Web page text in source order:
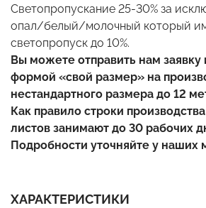
Светопропускание 25-30% за
опал/белый/молочный который
светопропуск до 10%.
Вы можете отправить нам заявку
формой «свой размер» на
нестандартного размера до 12
Как правило строки
листов занимают до 30 рабочих
Подробности уточняйте у наших
ХАРАКТЕРИСТИКИ